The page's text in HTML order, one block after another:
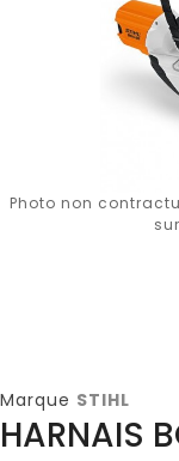
Photo non
Marque STIHL
HARNAIS